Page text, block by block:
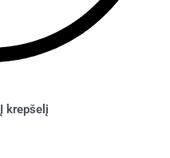
Į krepšelį